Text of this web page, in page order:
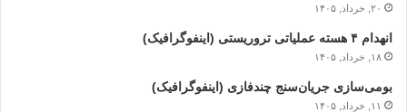
۲۰, خرداد, ۱۴۰۵
انهدام ۴ هسته عملیاتی تروریستی (اینفوگرافیک)
۱۸, خرداد, ۱۴۰۵
بومی‌سازی جریان‌سنج چندفازی (اینفوگرافیک)
۱۱, خرداد, ۱۴۰۵